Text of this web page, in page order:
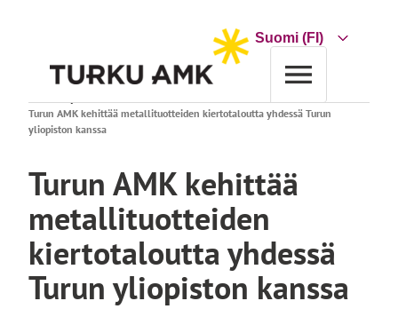
Choose
Turun AMK kehittää metallituotteiden kiertotaloutta yhdessä Turun
yliopiston kanssa
Turun AMK kehittää
metallituotteiden
kiertotaloutta yhdessä
Turun yliopiston kanssa